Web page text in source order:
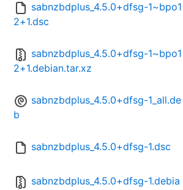
sabnzbdplus_4.5.0+dfsg-1~bpo1
2+1.dsc
sabnzbdplus_4.5.0+dfsg-1~bpo1
2+1.debian.tar.xz
sabnzbdplus_4.5.0+dfsg-1_all.de
b
sabnzbdplus_4.5.0+dfsg-1.dsc
sabnzbdplus_4.5.0+dfsg-1.debia